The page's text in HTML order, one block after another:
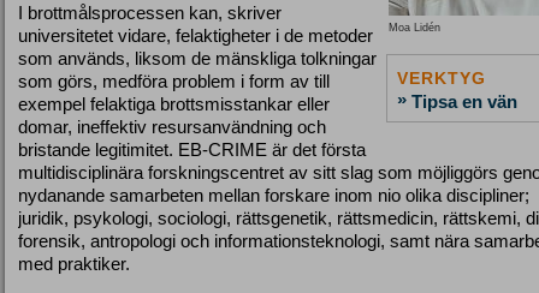
Moa Lidén
VERKTYG
» Tipsa en vän
I brottmålsprocessen kan, skriver
universitetet vidare, felaktigheter i de metoder
som används, liksom de mänskliga tolkningar
som görs, medföra problem i form av till
exempel felaktiga brottsmisstankar eller
domar, ineffektiv resursanvändning och
bristande legitimitet. EB-CRIME är det första
multidisciplinära forskningscentret av sitt slag som möjliggörs
nydanande samarbeten mellan forskare inom nio olika discipliner;
juridik, psykologi, sociologi, rättsgenetik, rättsmedicin, rättskemi,
forensik, antropologi och informationsteknologi, samt nära
med praktiker.